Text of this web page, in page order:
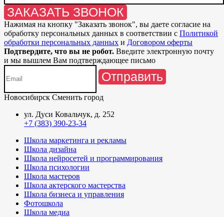
ЗАКАЗАТЬ ЗВОНОК
Нажимая на кнопку "Заказать звонок", вы даете согласие на
обработку персональных данных в соответствии с Политикой
обработки персональных данных и Договором оферты
Подтвердите, что вы не робот. Введите электронную почту
и мы вышлем Вам подтверждающее письмо
Отправить
Новосибирск Сменить город
ул. Дуси Ковальчук, д. 252
+7 (383) 390-23-34
Школа маркетинга и рекламы
Школа дизайна
Школа нейросетей и программирования
Школа психологии
Школа мастеров
Школа актерского мастерства
Школа бизнеса и управления
Фотошкола
Школа медиа